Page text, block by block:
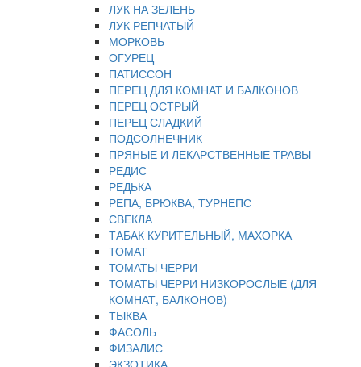
ЛУК НА ЗЕЛЕНЬ
ЛУК РЕПЧАТЫЙ
МОРКОВЬ
ОГУРЕЦ
ПАТИССОН
ПЕРЕЦ ДЛЯ КОМНАТ И БАЛКОНОВ
ПЕРЕЦ ОСТРЫЙ
ПЕРЕЦ СЛАДКИЙ
ПОДСОЛНЕЧНИК
ПРЯНЫЕ И ЛЕКАРСТВЕННЫЕ ТРАВЫ
РЕДИС
РЕДЬКА
РЕПА, БРЮКВА, ТУРНЕПС
СВЕКЛА
ТАБАК КУРИТЕЛЬНЫЙ, МАХОРКА
ТОМАТ
ТОМАТЫ ЧЕРРИ
ТОМАТЫ ЧЕРРИ НИЗКОРОСЛЫЕ (ДЛЯ
КОМНАТ, БАЛКОНОВ)
ТЫКВА
ФАСОЛЬ
ФИЗАЛИС
ЭКЗОТИКА